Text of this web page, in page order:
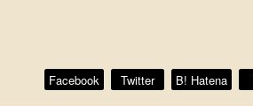
Facebook Twitter B! Hatena